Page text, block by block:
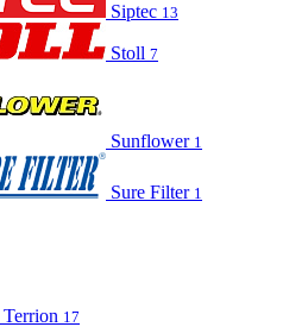
Siptec 13
Stoll 7
Sunflower 1
Sure Filter 1
Terrion 17